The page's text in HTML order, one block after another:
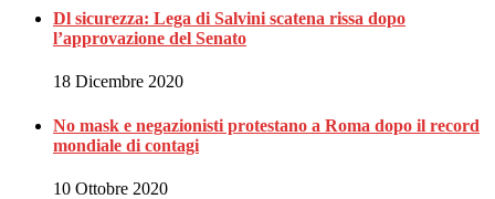
Dl sicurezza: Lega di Salvini scatena rissa dopo
l’approvazione del Senato
18 Dicembre 2020
No mask e negazionisti protestano a Roma dopo il record
mondiale di contagi
10 Ottobre 2020